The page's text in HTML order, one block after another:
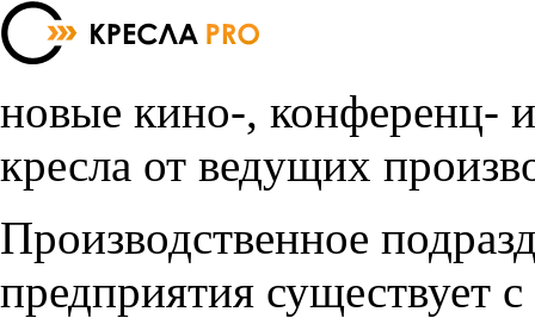
новые кино-, конференц-
кресла от ведущих
Производственное
предприятия существует